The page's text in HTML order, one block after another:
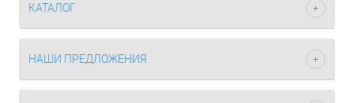
КАТАЛОГ
НАШИ ПРЕДЛОЖЕНИЯ